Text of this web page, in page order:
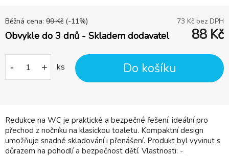
Redukce na WC je praktické a bezpečné řešení, ideální pro
přechod z nočníku na klasickou toaletu. Kompaktní design
umožňuje snadné skladování i přenášení. Produkt byl vyvinut s
důrazem na pohodlí a bezpečnost dětí. Vlastnosti: -
Běžná cena: 99 Kč (-11%) 73 Kč bez DPH
Obvykle do 3 dnů - Skladem dodavatel 88 Kč
- + ks Do košíku